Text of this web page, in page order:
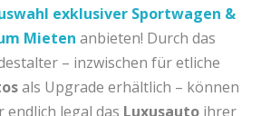
exklusiver Sportwagen &
Mieten anbieten! Durch das
– inzwischen für etliche
als Upgrade erhältlich – können
endlich legal das Luxusautoihrer